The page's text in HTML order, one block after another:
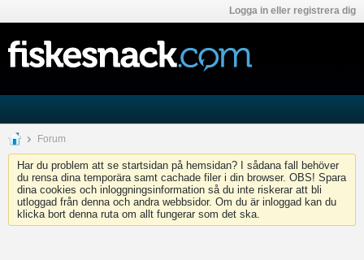
Logga in eller registrera dig
Forum
Har du problem att se startsidan på hemsidan? I sådana fall behöver
du rensa dina temporära samt cachade filer i din browser. OBS! Spara
dina cookies och inloggningsinformation så du inte riskerar att bli
utloggad från denna och andra webbsidor. Om du är inloggad kan du
klicka bort denna ruta om allt fungerar som det ska.